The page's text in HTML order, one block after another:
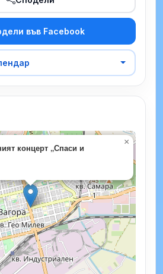
във Facebook
концерт „Спаси и
×